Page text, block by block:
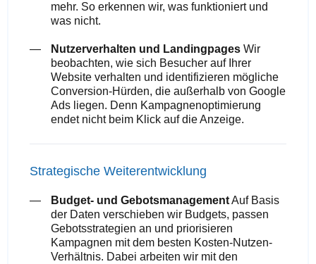
mehr. So erkennen wir, was funktioniert und
was nicht.
Nutzerverhalten und Landingpages Wir
beobachten, wie sich Besucher auf Ihrer
Website verhalten und identifizieren mögliche
Conversion-Hürden, die außerhalb von Google
Ads liegen. Denn Kampagnenoptimierung
endet nicht beim Klick auf die Anzeige.
Strategische Weiterentwicklung
Budget- und GebotsmanagementAuf Basis
der Daten verschieben wir Budgets, passen
Gebotsstrategien an und priorisieren
Kampagnen mit dem besten Kosten-Nutzen-
Verhältnis. Dabei arbeiten wir mit den